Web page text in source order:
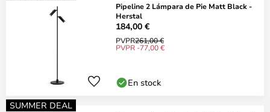
Pipeline 2 Lámpara de Pie Matt Black -
Herstal
184,00 €
PVPR261,00 €
PVPR -77,00 €
En stock
SUMMER DEAL